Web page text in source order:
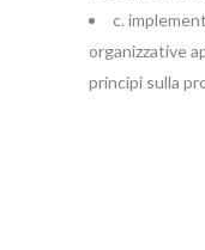
c.
organizzative
principi sulla